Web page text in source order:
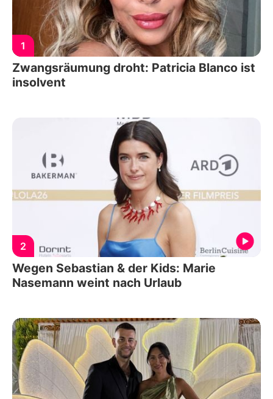
1
Zwangsräumung droht: Patricia Blanco ist
insolvent
2
Wegen Sebastian & der Kids: Marie
Nasemann weint nach Urlaub